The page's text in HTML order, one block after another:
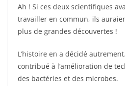
Ah ! Si ces deux scientifiques
travailler en commun, ils
plus de grandes découvertes !
L’histoire en a décidé
contribué à l’amélioration de
des bactéries et des microbes.